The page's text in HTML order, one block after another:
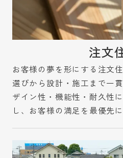
注文
お客様の夢を形にする注文
選びから設計・施工まで一
ザイン性・機能性・耐久性
し、お客様の満足を最優先